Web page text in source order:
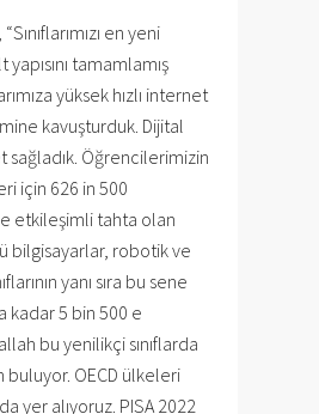
en yeni
tamamlamış
yüksek hızlı internet
kavuşturduk. Dijital
Öğrencilerimizin
için 626 in 500
etkileşimli tahta olan
bilgisayarlar, robotik ve
yanı sıra bu sene
kadar 5 bin 500 e
bu yenilikçi sınıflarda
buluyor. OECD ülkeleri
yer alıyoruz. PISA 2022